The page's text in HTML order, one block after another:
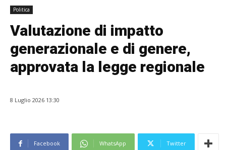
Politica
Valutazione di impatto
generazionale e di genere,
approvata la legge regionale
8 Luglio 2026 13:30
Facebook WhatsApp Twitter